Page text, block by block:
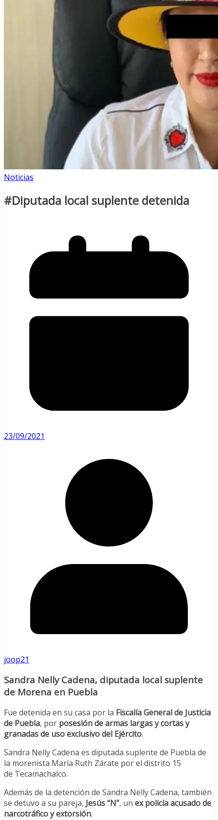
Noticias
#Diputada local suplente detenida
23/09/2021
joop21
Sandra Nelly Cadena, diputada local suplente
de Morena en Puebla
Fue detenida en su casa por la Fiscalía General de Justicia
de Puebla, por posesión de armas largas y cortas y
granadas de uso exclusivo del Ejército.
Sandra Nelly Cadena es diputada suplente de Puebla de
la morenista María Ruth Zárate por el distrito 15
de Tecamachalco.
Además de la detención de Sandra Nelly Cadena, también
se detuvo a su pareja, Jesús “N”, un ex policía acusado de
narcotráfico y extorsión.